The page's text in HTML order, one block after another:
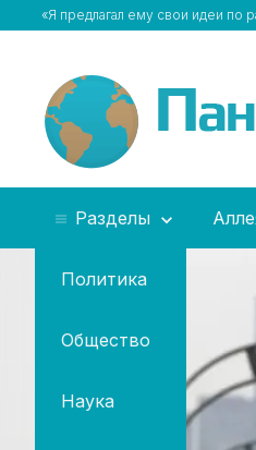
«Я предлагал ему свои идеи по
Разделы
Политика
Общество
Наука